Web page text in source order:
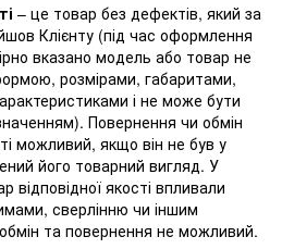
– це товар без дефектів, який за
Клієнту (під час оформлення
вказано модель або товар не
розмірами, габаритами,
і не може бути
Повернення чи обмін
можливий, якщо він не був у
його товарний вигляд. У
відповідної якості впливали
сверлінню чи іншим
та повернення не можливий.